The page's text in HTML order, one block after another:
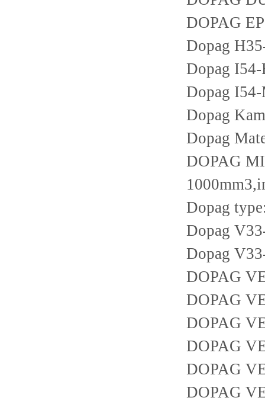
DOPAG
Dopag
Dopag
Dopag
Dopag
Dopag
DOPAG
Dopag
Dopag
Dopag
DOPAG
DOPAG
DOPAG
DOPAG
DOPAG
DOPAG